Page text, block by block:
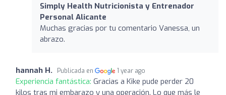
Simply Health Nutricionista y Entrenador
Personal Alicante
Muchas gracias por tu comentario Vanessa, un
abrazo.
hannah H. Publicada en 1 year ago
Experiencia fantástica: Gracias a Kike pude perder 20
kilos tras mi embarazo y una operación. Lo que más le